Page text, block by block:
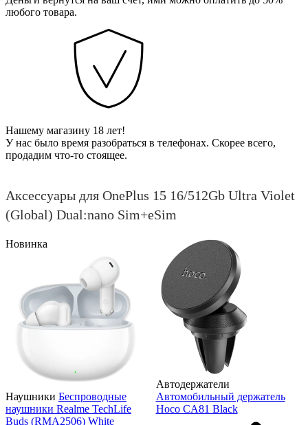
любого товара.
Нашему магазину 18 лет!
У нас было время разобраться в телефонах. Скорее всего,
продадим что-то стоящее.
Аксессуары для OnePlus 15 16/512Gb Ultra Violet
(Global) Dual:nano Sim+eSim
Новинка
Наушники Беспроводные
наушники Realme TechLife
Buds (RMA2506) White
Автодержатели
Автомобильный держатель
Hoco CA81 Black